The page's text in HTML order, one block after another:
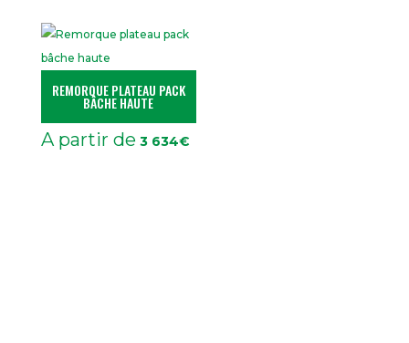
REMORQUE PLATEAU PACK
BÂCHE HAUTE
A partir de 3 634€